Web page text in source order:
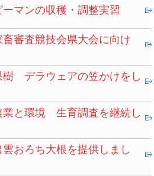
ーマンの収穫・調整実習
畜審査競技会県大会に向け
樹 デラウェアの笠かけをし
業と環境 生育調査を継続し
雲おろち大根を提供しまし